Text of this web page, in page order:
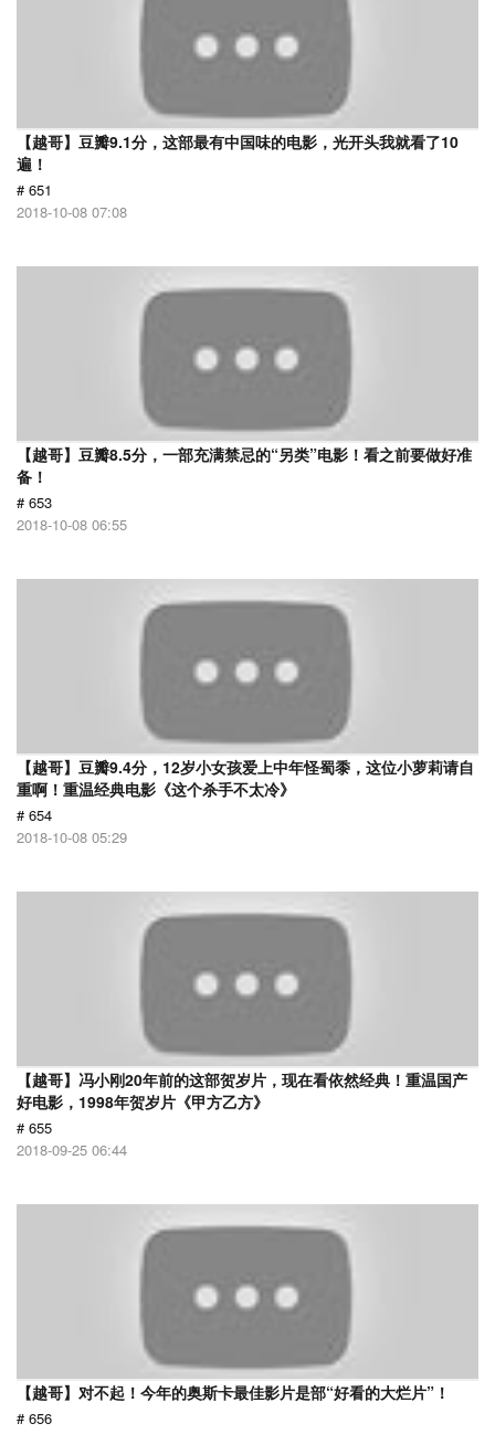
【越哥】豆瓣9.1分，这部最有中国味的电影，光开头我就看了10
遍！
# 651
2018-10-08 07:08
【越哥】豆瓣8.5分，一部充满禁忌的“另类”电影！看之前要做好准
备！
# 653
2018-10-08 06:55
【越哥】豆瓣9.4分，12岁小女孩爱上中年怪蜀黍，这位小萝莉请自
重啊！重温经典电影《这个杀手不太冷》
# 654
2018-10-08 05:29
【越哥】冯小刚20年前的这部贺岁片，现在看依然经典！重温国产
好电影，1998年贺岁片《甲方乙方》
# 655
2018-09-25 06:44
【越哥】对不起！今年的奥斯卡最佳影片是部“好看的大烂片”！
# 656